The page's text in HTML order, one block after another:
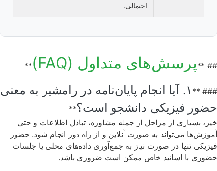
احتمالی.
## **پرسش‌های متداول (FAQ) **
### **
۱. آیا انجام پایان‌نامه در رامشیر به معنی
حضور فیزیکی دانشجو است؟**
خیر، بسیاری از مراحل از جمله مشاوره، تبادل اطلاعات و حتی
آموزش‌ها می‌تواند به صورت آنلاین و از راه دور انجام شود. حضور
فیزیکی تنها در صورت نیاز به جمع‌آوری داده‌های محلی یا جلسات
حضوری با اساتید خاص ممکن است ضروری باشد.